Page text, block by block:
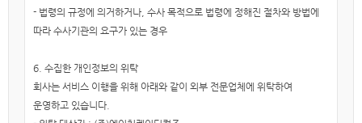
- 법령의 규정에 의거하거나, 수사 목적으로 법령에 정해진 절차와 방법에
따라 수사기관의 요구가 있는 경우
6. 수집한 개인정보의 위탁
회사는 서비스 이행을 위해 아래와 같이 외부 전문업체에 위탁하여
운영하고 있습니다.